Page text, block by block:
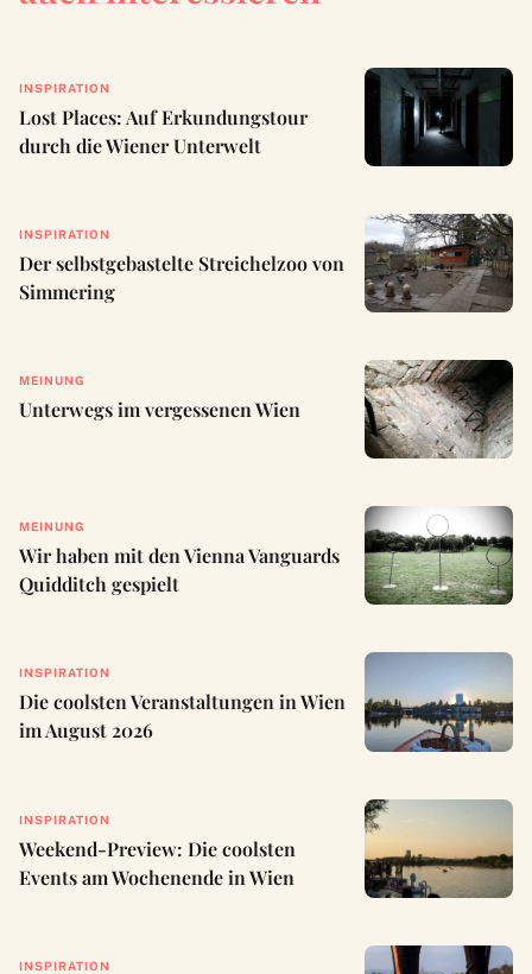
INSPIRATION
Lost Places: Auf Erkundungstour
durch die Wiener Unterwelt
INSPIRATION
Der selbstgebastelte Streichelzoo von
Simmering
MEINUNG
Unterwegs im vergessenen Wien
MEINUNG
Wir haben mit den Vienna Vanguards
Quidditch gespielt
INSPIRATION
Die coolsten Veranstaltungen in Wien
im August 2026
INSPIRATION
Weekend-Preview: Die coolsten
Events am Wochenende in Wien
INSPIRATION